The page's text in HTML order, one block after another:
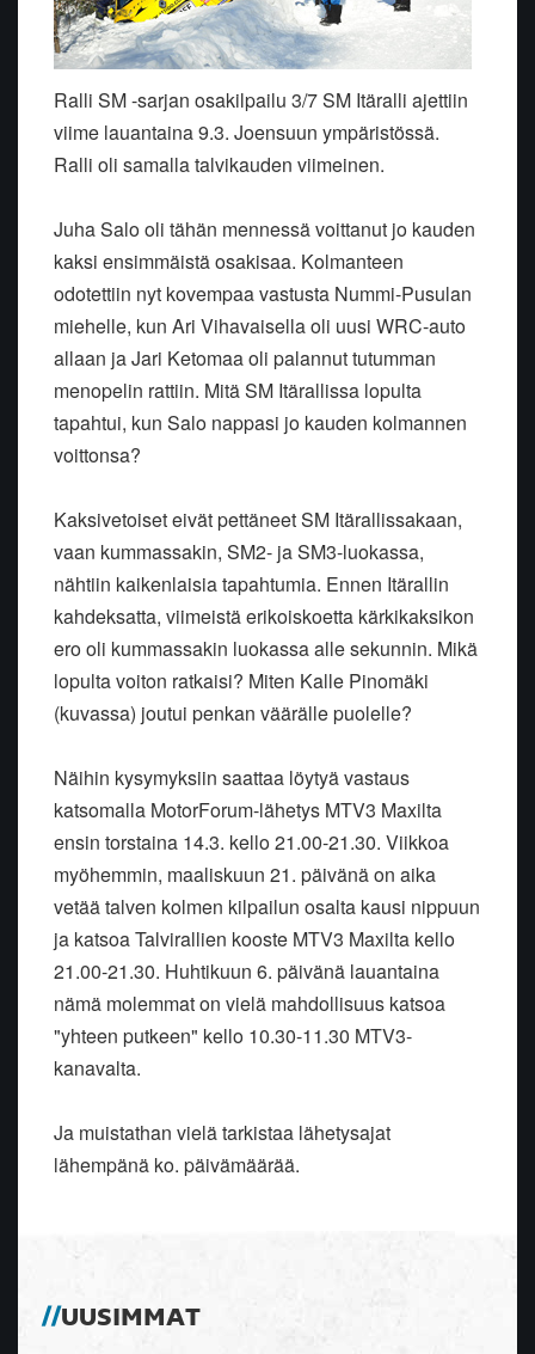
Ralli SM -sarjan osakilpailu 3/7 SM Itäralli ajettiin
viime lauantaina 9.3. Joensuun ympäristössä.
Ralli oli samalla talvikauden viimeinen.
Juha Salo oli tähän mennessä voittanut jo kauden
kaksi ensimmäistä osakisaa. Kolmanteen
odotettiin nyt kovempaa vastusta Nummi-Pusulan
miehelle, kun Ari Vihavaisella oli uusi WRC-auto
allaan ja Jari Ketomaa oli palannut tutumman
menopelin rattiin. Mitä SM Itärallissa lopulta
tapahtui, kun Salo nappasi jo kauden kolmannen
voittonsa?
Kaksivetoiset eivät pettäneet SM Itärallissakaan,
vaan kummassakin, SM2- ja SM3-luokassa,
nähtiin kaikenlaisia tapahtumia. Ennen Itärallin
kahdeksatta, viimeistä erikoiskoetta kärkikaksikon
ero oli kummassakin luokassa alle sekunnin. Mikä
lopulta voiton ratkaisi? Miten Kalle Pinomäki
(kuvassa) joutui penkan väärälle puolelle?
Näihin kysymyksiin saattaa löytyä vastaus
katsomalla MotorForum-lähetys MTV3 Maxilta
ensin torstaina 14.3. kello 21.00-21.30. Viikkoa
myöhemmin, maaliskuun 21. päivänä on aika
vetää talven kolmen kilpailun osalta kausi nippuun
ja katsoa Talvirallien kooste MTV3 Maxilta kello
21.00-21.30. Huhtikuun 6. päivänä lauantaina
nämä molemmat on vielä mahdollisuus katsoa
"yhteen putkeen" kello 10.30-11.30 MTV3-
kanavalta.
Ja muistathan vielä tarkistaa lähetysajat
lähempänä ko. päivämäärää.
UUSIMMAT